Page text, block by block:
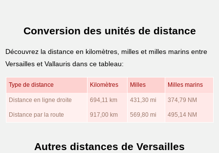
Conversion des unités de distance
Découvrez la distance en kilomètres, milles et milles marins entre
Versailles et Vallauris dans ce tableau:
Type de distance Kilomètres Milles Milles marins
Distance en ligne droite 694,11 km 431,30 mi 374,79 NM
Distance par la route 917,00 km 569,80 mi 495,14 NM
Autres distances de Versailles